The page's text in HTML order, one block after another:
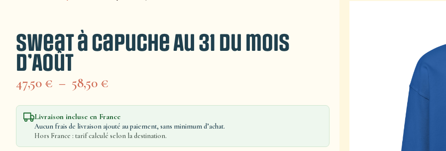
Sweat à capuche Au 31 du mois
d’Août
47,50 € – 58,50 €
Livraison incluse en France
Aucun frais de livraison ajouté au paiement, sans minimum d’achat.
Hors France : tarif calculé selon la destination.